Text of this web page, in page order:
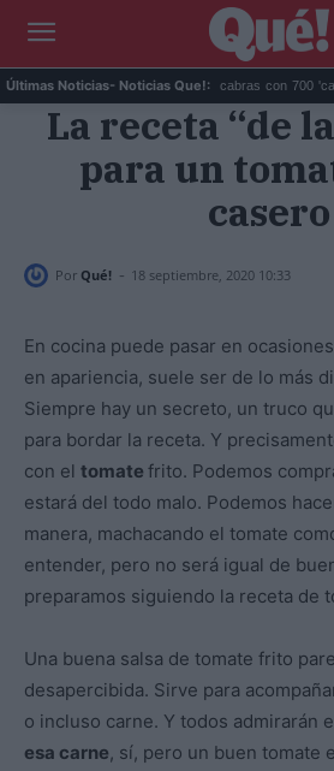
Últimas Noticias- Noticias Que!:
Galápagos eliminó 140.000 cabras con 700 'cabras
La receta “de
para un
casero
Por Qué! - 18 septiembre, 2020 10:33
En cocina puede pasar en
en apariencia, suele ser de lo más
Siempre hay un secreto, un truco
para bordar la receta. Y
con el tomate frito. Podemos
estará del todo malo. Podemos
manera, machacando el tomate
entender, pero no será igual de
preparamos siguiendo la receta de
Una buena salsa de tomate frito
desapercibida. Sirve para
o incluso carne. Y todos admirarán
esa carne, sí, pero un buen tomate